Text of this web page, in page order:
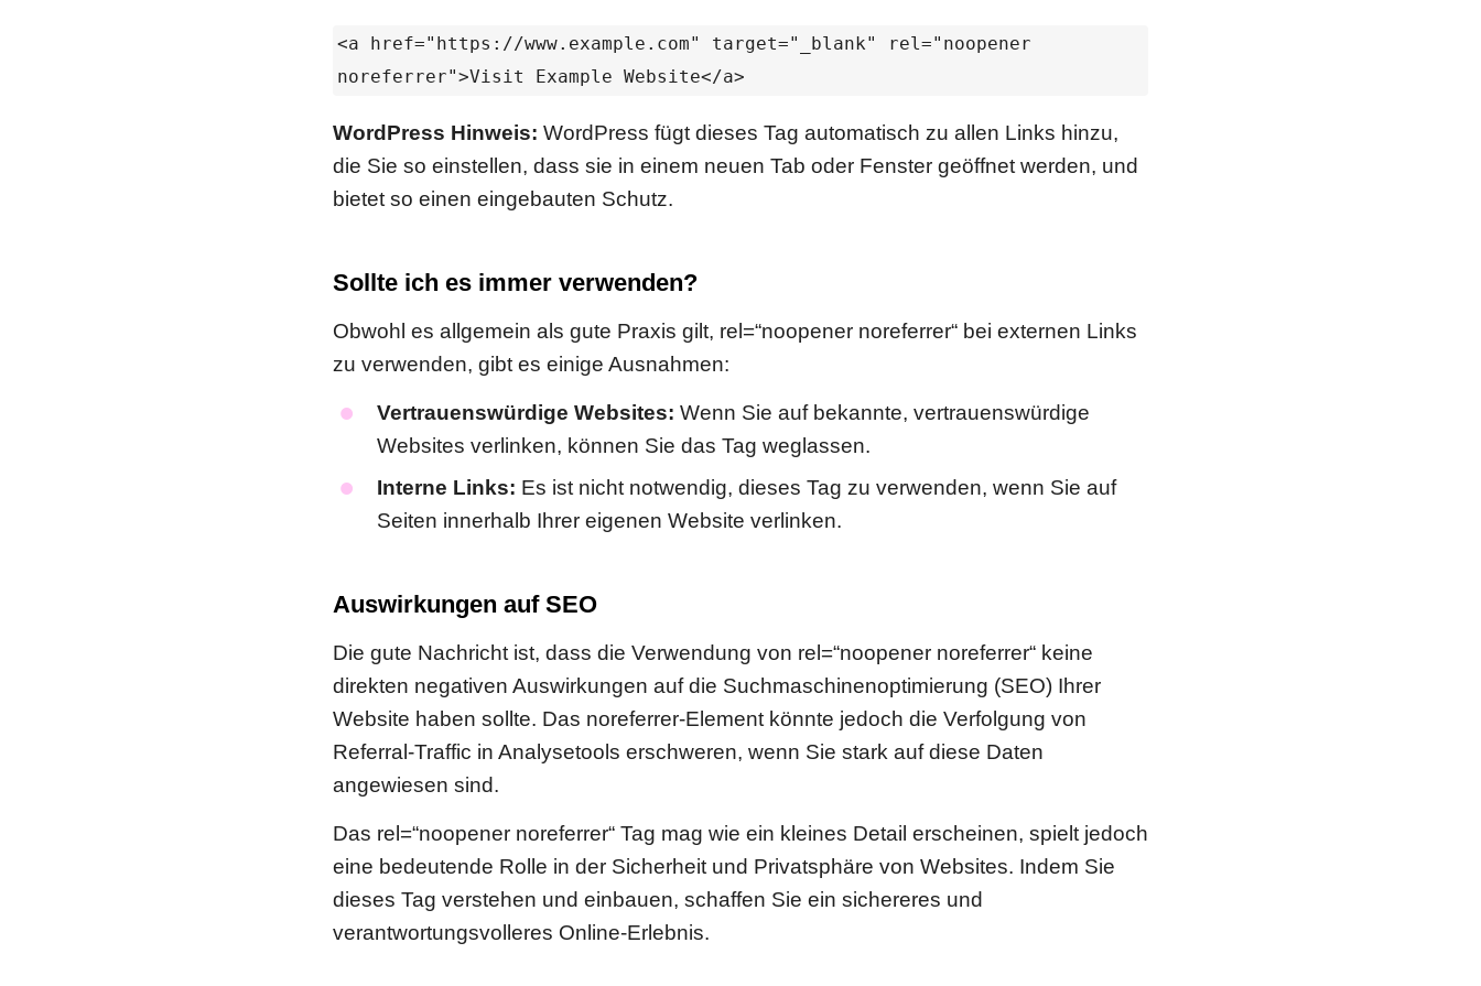
<a href="https://www.example.com" target="_blank" rel="noopener
noreferrer">Visit Example Website</a>
WordPress Hinweis: WordPress fügt dieses Tag automatisch zu allen Links hinzu,
die Sie so einstellen, dass sie in einem neuen Tab oder Fenster geöffnet werden, und
bietet so einen eingebauten Schutz.
Sollte ich es immer verwenden?
Obwohl es allgemein als gute Praxis gilt, rel=“noopener noreferrer“ bei externen Links
zu verwenden, gibt es einige Ausnahmen:
Vertrauenswürdige Websites: Wenn Sie auf bekannte, vertrauenswürdige
Websites verlinken, können Sie das Tag weglassen.
Interne Links: Es ist nicht notwendig, dieses Tag zu verwenden, wenn Sie auf
Seiten innerhalb Ihrer eigenen Website verlinken.
Auswirkungen auf SEO
Die gute Nachricht ist, dass die Verwendung von rel=“noopener noreferrer“ keine
direkten negativen Auswirkungen auf die Suchmaschinenoptimierung (SEO) Ihrer
Website haben sollte. Das noreferrer-Element könnte jedoch die Verfolgung von
Referral-Traffic in Analysetools erschweren, wenn Sie stark auf diese Daten
angewiesen sind.
Das rel=“noopener noreferrer“ Tag mag wie ein kleines Detail erscheinen, spielt jedoch
eine bedeutende Rolle in der Sicherheit und Privatsphäre von Websites. Indem Sie
dieses Tag verstehen und einbauen, schaffen Sie ein sichereres und
verantwortungsvolleres Online-Erlebnis.